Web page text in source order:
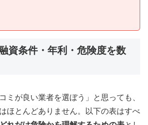
資条件・年利・危険度を数
ミが良い業者を選ぼう」と思っても、
ほとんどありません。以下の表はすべ